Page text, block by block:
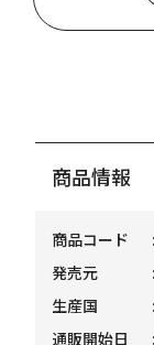
商品情報
商品コード
発売元
生産国
通販開始日